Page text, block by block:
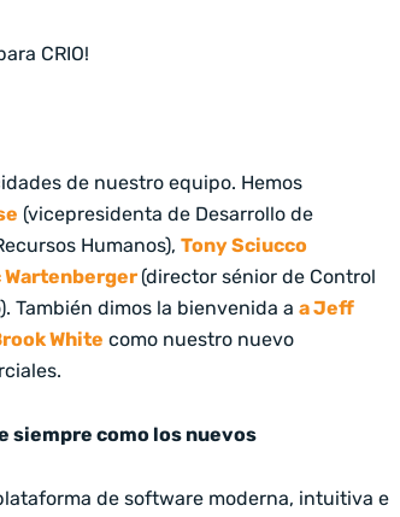
CRIO!
de nuestro equipo. Hemos
(vicepresidenta de Desarrollo de
Humanos), Tony Sciucco
Wartenberger (director sénior de Control
También dimos la bienvenida a a Jeff
White como nuestro nuevo
siempre como los nuevos
de software moderna, intuitiva e